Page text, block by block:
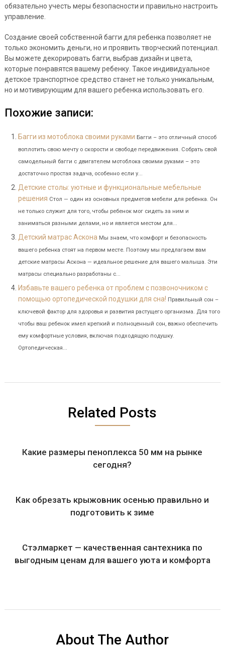
обязательно учесть меры безопасности и правильно настроить
управление.
Создание своей собственной багги для ребенка позволяет не
только экономить деньги, но и проявить творческий потенциал.
Вы можете декорировать багги, выбрав дизайн и цвета,
которые понравятся вашему ребенку. Такое индивидуальное
детское транспортное средство станет не только уникальным,
но и мотивирующим для вашего ребенка использовать его.
Похожие записи:
Багги из мотоблока своими руками Багги – это отличный способ
воплотить свою мечту о скорости и свободе передвижения. Собрать свой
самодельный багги с двигателем мотоблока своими руками – это
достаточно простая задача, особенно если у...
Детские столы: уютные и функциональные мебельные
решения Стол — один из основных предметов мебели для ребенка. Он
не только служит для того, чтобы ребенок мог сидеть за ним и
заниматься разными делами, но и является местом для...
Детский матрас Аскона Мы знаем, что комфорт и безопасность
вашего ребенка стоят на первом месте. Поэтому мы предлагаем вам
детские матрасы Аскона — идеальное решение для вашего малыша. Эти
матрасы специально разработаны с...
Избавьте вашего ребенка от проблем с позвоночником с
помощью ортопедической подушки для сна! Правильный сон –
ключевой фактор для здоровья и развития растущего организма. Для того
чтобы ваш ребенок имел крепкий и полноценный сон, важно обеспечить
ему комфортные условия, включая подходящую подушку.
Ортопедическая...
Related Posts
Какие размеры пеноплекса 50 мм на рынке
сегодня?
Как обрезать крыжовник осенью правильно и
подготовить к зиме
Стэлмаркет — качественная сантехника по
выгодным ценам для вашего уюта и комфорта
About The Author